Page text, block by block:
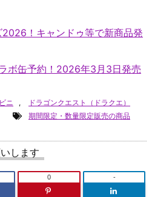
！キャンドゥ等で新商品発
ボ缶予約！2026年3月3日発売
ニ ,
ドラゴンクエスト（ドラクエ）
期間限定・数量限定販売の商品
します
0 -